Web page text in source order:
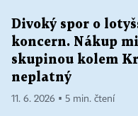
Divoký spor o
koncern. Nákup
skupinou kolem
neplatný
11. 6. 2026 ▪ 5 min. čtení